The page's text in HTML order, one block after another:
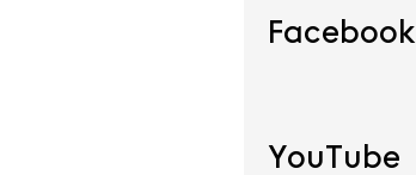
Facebook
YouTube